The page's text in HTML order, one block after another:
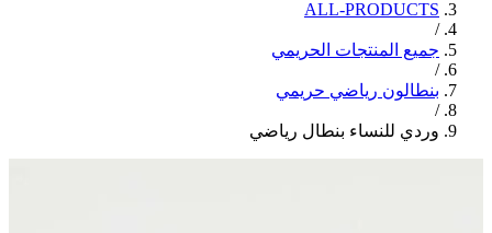
ALL-PRODUCTS
/
جميع المنتجات الحريمي
/
بنطالون رياضي حريمي
/
وردي للنساء بنطال رياضي